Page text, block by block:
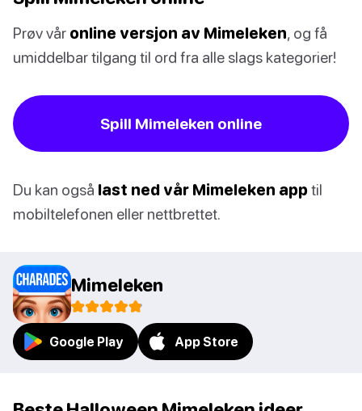
Prøv vår online versjon av Mimeleken, og få
umiddelbar tilgang til ord fra alle slags kategorier!
Spill Mimeleken online
Du kan også last ned vår Mimeleken apptil
mobiltelefonen eller nettbrettet.
Mimeleken
Google Play App Store